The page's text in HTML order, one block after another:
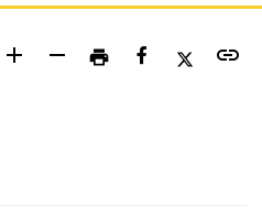
add remove print link